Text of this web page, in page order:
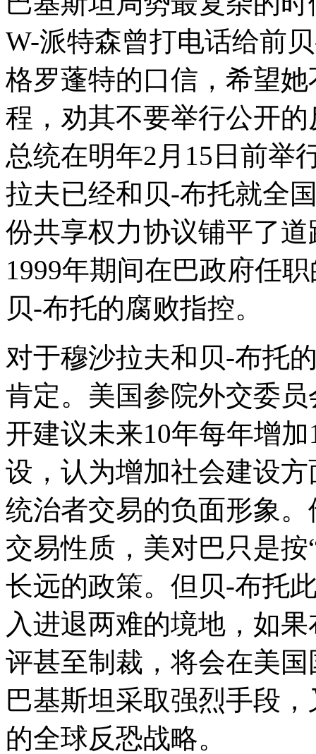
W-派特森曾打电话给前
格罗蓬特的口信，希望
程，劝其不要举行公开
总统在明年2月15日前举
拉夫已经和贝-布托就全
份共享权力协议铺平了
1999年期间在巴政府任
贝-布托的腐败指控。
对于穆沙拉夫和贝-布托
肯定。美国参院外交委
开建议未来10年每年增
设，认为增加社会建设
统治者交易的负面形象
交易性质，美对巴只是
长远的政策。但贝-布托
入进退两难的境地，如
评甚至制裁，将会在美
巴基斯坦采取强烈手段
的全球反恐战略。